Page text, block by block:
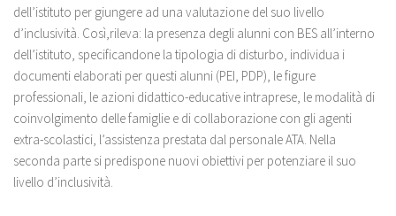
dell’istituto per giungere ad una valutazione del suo livello
d’inclusività. Così,rileva: la presenza degli alunni con BES all’interno
dell’istituto, specificandone la tipologia di disturbo, individua i
documenti elaborati per questi alunni (PEI, PDP), le figure
professionali, le azioni didattico-educative intraprese, le modalità di
coinvolgimento delle famiglie e di collaborazione con gli agenti
extra-scolastici, l’assistenza prestata dal personale ATA. Nella
seconda parte si predispone nuovi obiettivi per potenziare il suo
livello d’inclusività.